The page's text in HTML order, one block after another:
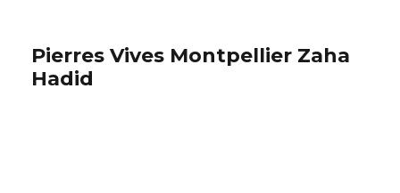
Pierres Vives Montpellier Zaha
Hadid